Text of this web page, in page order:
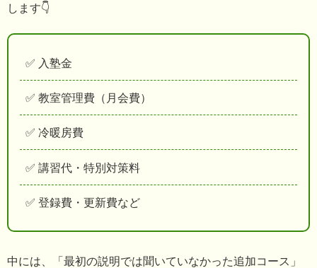
します👇
✅ 入塾金
✅ 教室管理費（月会費）
✅ 冷暖房費
✅ 講習代・特別対策料
✅ 登録費・更新費など
中には、「最初の説明では聞いていなかった追加コース」